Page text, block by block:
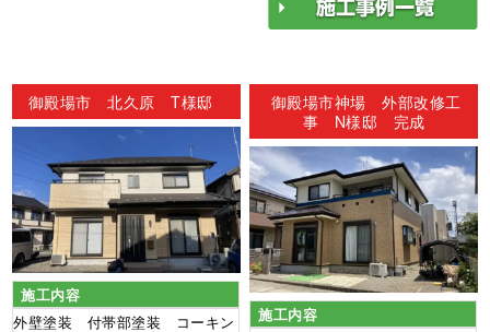
御殿場市 北久原 T様邸
施工内容
外壁塗装 付帯部塗装 コーキン
御殿場市神場 外部改修工
事 N様邸 完成
施工内容